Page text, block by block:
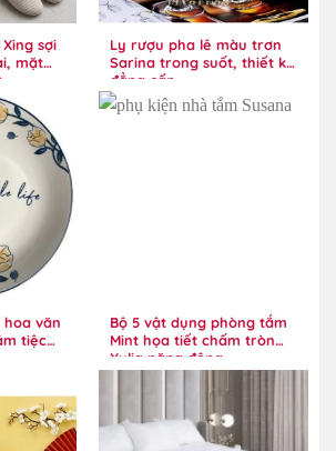
sợi
mặt
Ly rượu pha lê màu trơn
Sarina trong suốt, thiết kế
đẳng cấp
văn
tiệc
Bộ 5 vật dụng phòng tắm
Mint họa tiết chấm tròn
Xylia năng động